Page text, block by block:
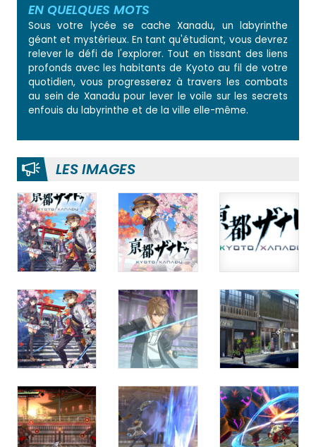
EN QUELQUES MOTS
Sous votre lycée se cache Xanadu, un labyrinthe
géant et mystérieux. En tant qu'étudiant, vous devrez
relever le défi de l'explorer. Tout en tissant des liens
profonds avec les habitants de Kyoto au fil de votre
quotidien, vous progresserez à travers les combats
au sein de Xanadu pour lever le voile sur les secrets
enfouis du labyrinthe et de la ville elle-même.
LES IMAGES